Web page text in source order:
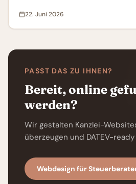
22. Juni 2026
PASST DAS ZU IHNEN?
Bereit, online
werden?
Wir gestalten Kanzlei-
überzeugen und DATEV-
Webdesign für